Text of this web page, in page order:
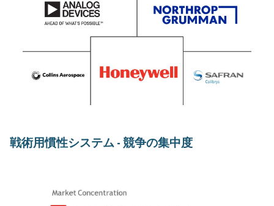
戦術用慣性システム - 競争の集中度